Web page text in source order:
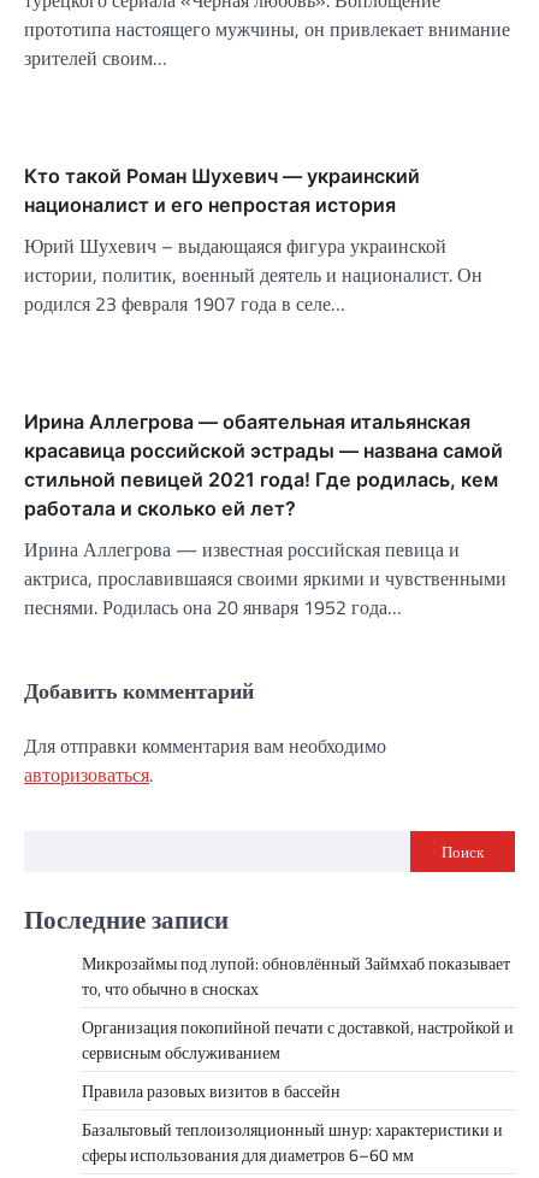
прототипа настоящего мужчины, он привлекает внимание
зрителей своим…
Кто такой Роман Шухевич — украинский
националист и его непростая история
Юрий Шухевич – выдающаяся фигура украинской
истории, политик, военный деятель и националист. Он
родился 23 февраля 1907 года в селе…
Ирина Аллегрова — обаятельная итальянская
красавица российской эстрады — названа самой
стильной певицей 2021 года! Где родилась, кем
работала и сколько ей лет?
Ирина Аллегрова — известная российская певица и
актриса, прославившаяся своими яркими и чувственными
песнями. Родилась она 20 января 1952 года…
Добавить комментарий
Для отправки комментария вам необходимо
авторизоваться.
Поиск
Последние записи
Микрозаймы под лупой: обновлённый Займхаб показывает
то, что обычно в сносках
Организация покопийной печати с доставкой, настройкой и
сервисным обслуживанием
Правила разовых визитов в бассейн
Базальтовый теплоизоляционный шнур: характеристики и
сферы использования для диаметров 6–60 мм